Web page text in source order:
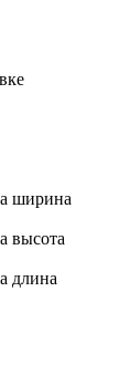
ширина
высота
длина